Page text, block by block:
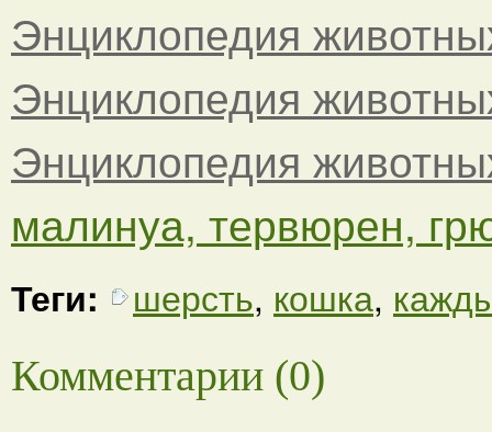
Энциклопедия
Энциклопедия
Энциклопедия
малинуа, тервюрен,
Теги: шерсть, кошка,
Комментарии (0)